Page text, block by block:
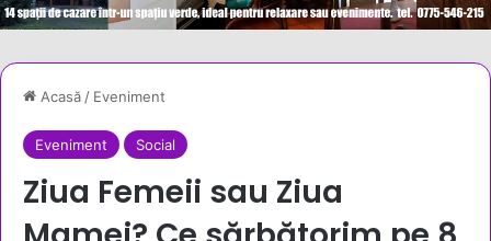
Acasă/ Eveniment
Eveniment Social
Ziua Femeii sau Ziua